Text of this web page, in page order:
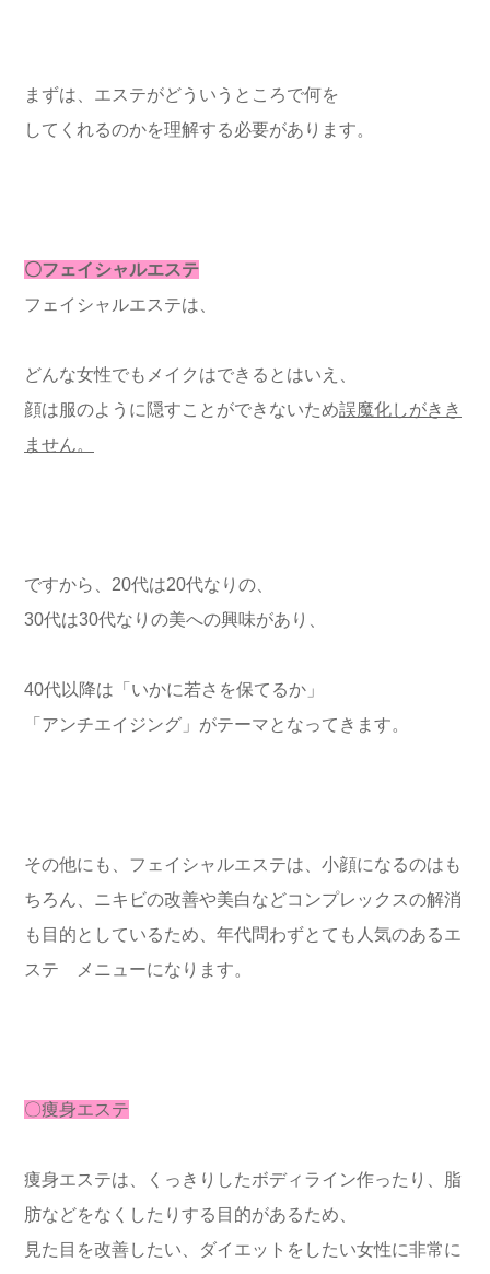
まずは、エステがどういうところで何を
してくれるのかを理解する必要があります。
〇フェイシャルエステ
フェイシャルエステは、
どんな女性でもメイクはできるとはいえ、
顔は服のように隠すことができないため誤魔化しがきき
ません。
ですから、20代は20代なりの、
30代は30代なりの美への興味があり、
40代以降は「いかに若さを保てるか」
「アンチエイジング」がテーマとなってきます。
その他にも、フェイシャルエステは、小顔になるのはも
ちろん、ニキビの改善や美白などコンプレックスの解消
も目的としているため、年代問わずとても人気のあるエ
ステ メニューになります。
〇痩身エステ
痩身エステは、くっきりしたボディライン作ったり、脂
肪などをなくしたりする目的があるため、
見た目を改善したい、ダイエットをしたい女性に非常に